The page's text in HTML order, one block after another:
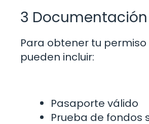
3
Para obtener tu
pueden incluir:
Pasaporte válido
Prueba de fondos